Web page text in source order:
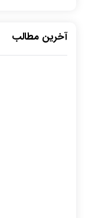
آخرین مطالب